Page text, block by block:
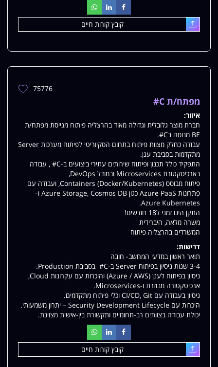
עלאת
קובץ קורות חיים
הוספת
75776
מפתח/ת C#
איזור:
חברת מוצר גלובלית וגדולה מאוד בהרצליה פיתוח מגייסת מפתח/ת
BE מנוסה בC#.
עבודה כחלק מצוות פיתוח בתחום הסקיוריטי לפיתוח מערכות Server
מתקדמות בסביבת ענן.
התפקיד כולל תכנון ופיתוח שירותים עתירי ביצועים ב-C# , עבודה
בארכיטקטורת Microservices ובמודל DevOps,
פיתוח מבוסס Containers (Docker/Kubernetes), ועבודה עם
פתרונות Azure PaaS כגון Azure Storage, Cosmos DB ו-
Azure Kubernetes.
התקן הינו זמני ל18 חודשים!
משרה מלאה, היברידית
המשרדים בהרצליה פיתוח
דרישות:
תואר ראשון במדעי המחשב- חובה
3-4 שנות ניסיון בפיתוח Server ב-C# בסביבת Production.
ניסיון בפיתוח לענן (Azure / AWS) והיכרות עם עקרונות Cloud,
ארכיטקטורה מבוזרת ו-Microservices.
ניסיון בעבודה עם CI/CD, Git וכלי פיתוח מתקדמים.
היכרות עם Security Development Lifecycle – יתרון משמעותי.
יכולת עבודה בצוותים רב-תחומיים ותקשורת בין-אישית מצוינת.
עלאת
קובץ קורות חיים